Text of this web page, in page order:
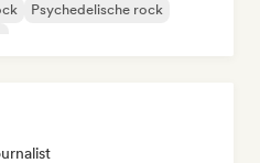
Psychedelische rock